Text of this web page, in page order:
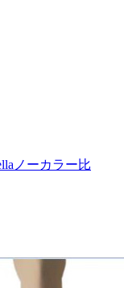
ノーカラー比